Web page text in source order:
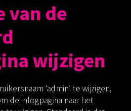
van de
wijzigen
‘admin’ te wijzigen,
de inlogpagina naar het